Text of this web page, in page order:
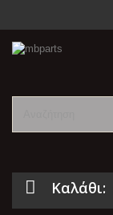
Καλάθι: